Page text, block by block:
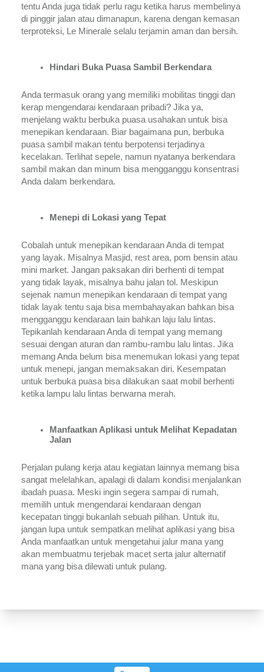
tentu Anda juga tidak perlu ragu ketika harus membelinya
di pinggir jalan atau dimanapun, karena dengan kemasan
terproteksi, Le Minerale selalu terjamin aman dan bersih.
Hindari Buka Puasa Sambil Berkendara
Anda termasuk orang yang memiliki mobilitas tinggi dan
kerap mengendarai kendaraan pribadi? Jika ya,
menjelang waktu berbuka puasa usahakan untuk bisa
menepikan kendaraan. Biar bagaimana pun, berbuka
puasa sambil makan tentu berpotensi terjadinya
kecelakan. Terlihat sepele, namun nyatanya berkendara
sambil makan dan minum bisa mengganggu konsentrasi
Anda dalam berkendara.
Menepi di Lokasi yang Tepat
Cobalah untuk menepikan kendaraan Anda di tempat
yang layak. Misalnya Masjid, rest area, pom bensin atau
mini market. Jangan paksakan diri berhenti di tempat
yang tidak layak, misalnya bahu jalan tol. Meskipun
sejenak namun menepikan kendaraan di tempat yang
tidak layak tentu saja bisa membahayakan bahkan bisa
mengganggu kendaraan lain bahkan laju lalu lintas.
Tepikanlah kendaraan Anda di tempat yang memang
sesuai dengan aturan dan rambu-rambu lalu lintas. Jika
memang Anda belum bisa menemukan lokasi yang tepat
untuk menepi, jangan memaksakan diri. Kesempatan
untuk berbuka puasa bisa dilakukan saat mobil berhenti
ketika lampu lalu lintas berwarna merah.
Manfaatkan Aplikasi untuk Melihat Kepadatan
Jalan
Perjalan pulang kerja atau kegiatan lainnya memang bisa
sangat melelahkan, apalagi di dalam kondisi menjalankan
ibadah puasa. Meski ingin segera sampai di rumah,
memilih untuk mengendarai kendaraan dengan
kecepatan tinggi bukanlah sebuah pilihan. Untuk itu,
jangan lupa untuk sempatkan melihat aplikasi yang bisa
Anda manfaatkan untuk mengetahui jalur mana yang
akan membuatmu terjebak macet serta jalur alternatif
mana yang bisa dilewati untuk pulang.